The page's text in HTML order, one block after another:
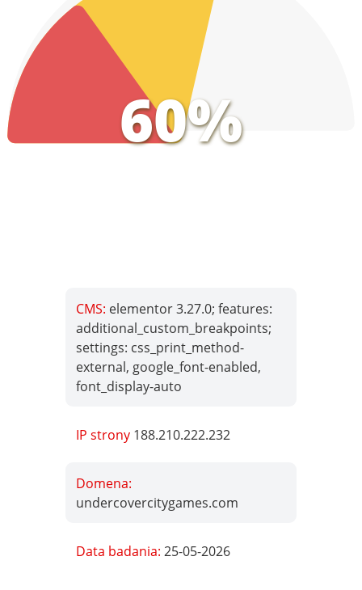
60%
CMS: elementor 3.27.0; features:
additional_custom_breakpoints;
settings: css_print_method-
external, google_font-enabled,
font_display-auto
IP strony 188.210.222.232
Domena:
undercovercitygames.com
Data badania:25-05-2026